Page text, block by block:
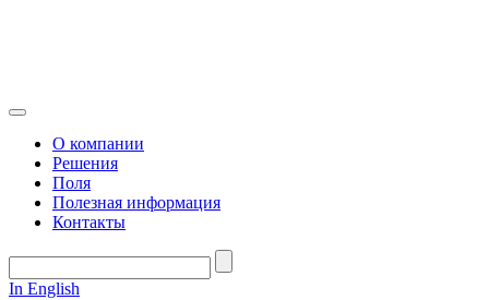
О компании
Решения
Поля
Полезная информация
Контакты
In English